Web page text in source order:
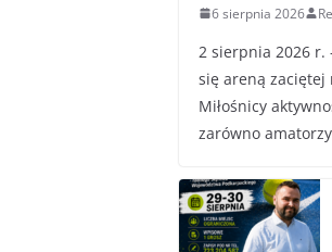
6 sierpnia 2026
2 sierpnia 2026 r.
się areną
Miłośnicy
zarówno